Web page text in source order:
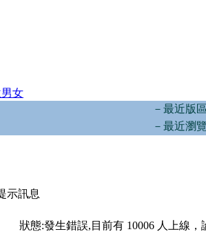
女
－最近版
－最近瀏
示訊息
狀態:發生錯誤,目前有 10006 人上線